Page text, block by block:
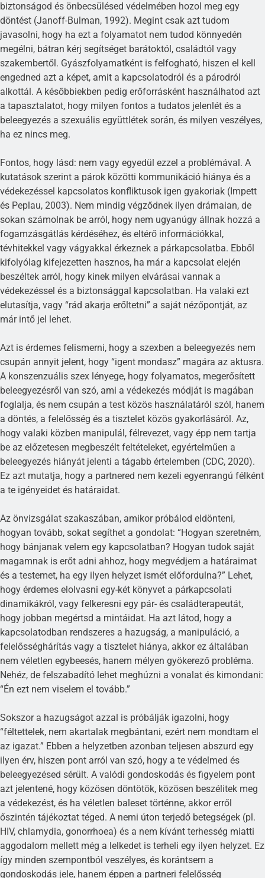
biztonságod és önbecsülésed védelmében hozol meg egy
döntést (Janoff-Bulman, 1992). Megint csak azt tudom
javasolni, hogy ha ezt a folyamatot nem tudod könnyedén
megélni, bátran kérj segítséget barátoktól, családtól vagy
szakembertől. Gyászfolyamatként is felfogható, hiszen el kell
engedned azt a képet, amit a kapcsolatodról és a párodról
alkottál. A későbbiekben pedig erőforrásként használhatod azt
a tapasztalatot, hogy milyen fontos a tudatos jelenlét és a
beleegyezés a szexuális együttlétek során, és milyen veszélyes,
ha ez nincs meg.
Fontos, hogy lásd: nem vagy egyedül ezzel a problémával. A
kutatások szerint a párok közötti kommunikáció hiánya és a
védekezéssel kapcsolatos konfliktusok igen gyakoriak (Impett
és Peplau, 2003). Nem mindig végződnek ilyen drámaian, de
sokan számolnak be arról, hogy nem ugyanúgy állnak hozzá a
fogamzásgátlás kérdéséhez, és eltérő információkkal,
tévhitekkel vagy vágyakkal érkeznek a párkapcsolatba. Ebből
kifolyólag kifejezetten hasznos, ha már a kapcsolat elején
beszéltek arról, hogy kinek milyen elvárásai vannak a
védekezéssel és a biztonsággal kapcsolatban. Ha valaki ezt
elutasítja, vagy “rád akarja erőltetni” a saját nézőpontját, az
már intő jel lehet.
Azt is érdemes felismerni, hogy a szexben a beleegyezés nem
csupán annyit jelent, hogy “igent mondasz” magára az aktusra.
A konszenzuális szex lényege, hogy folyamatos, megerősített
beleegyezésről van szó, ami a védekezés módját is magában
foglalja, és nem csupán a test közös használatáról szól, hanem
a döntés, a felelősség és a tisztelet közös gyakorlásáról. Az,
hogy valaki közben manipulál, félrevezet, vagy épp nem tartja
be az előzetesen megbeszélt feltételeket, egyértelműen a
beleegyezés hiányát jelenti a tágabb értelemben (CDC, 2020).
Ez azt mutatja, hogy a partnered nem kezeli egyenrangú félként
a te igényeidet és határaidat.
Az önvizsgálat szakaszában, amikor próbálod eldönteni,
hogyan tovább, sokat segíthet a gondolat: “Hogyan szeretném,
hogy bánjanak velem egy kapcsolatban? Hogyan tudok saját
magamnak is erőt adni ahhoz, hogy megvédjem a határaimat
és a testemet, ha egy ilyen helyzet ismét előfordulna?” Lehet,
hogy érdemes elolvasni egy-két könyvet a párkapcsolati
dinamikákról, vagy felkeresni egy pár- és családterapeutát,
hogy jobban megértsd a mintáidat. Ha azt látod, hogy a
kapcsolatodban rendszeres a hazugság, a manipuláció, a
felelősséghárítás vagy a tisztelet hiánya, akkor ez általában
nem véletlen egybeesés, hanem mélyen gyökerező probléma.
Nehéz, de felszabadító lehet meghúzni a vonalat és kimondani:
“Én ezt nem viselem el tovább.”
Sokszor a hazugságot azzal is próbálják igazolni, hogy
“féltettelek, nem akartalak megbántani, ezért nem mondtam el
az igazat.” Ebben a helyzetben azonban teljesen abszurd egy
ilyen érv, hiszen pont arról van szó, hogy a te védelmed és
beleegyezésed sérült. A valódi gondoskodás és figyelem pont
azt jelentené, hogy közösen döntötök, közösen beszélitek meg
a védekezést, és ha véletlen baleset történne, akkor erről
őszintén tájékoztat téged. A nemi úton terjedő betegségek (pl.
HIV, chlamydia, gonorrhoea) és a nem kívánt terhesség miatti
aggodalom mellett még a lelkedet is terheli egy ilyen helyzet. Ez
így minden szempontból veszélyes, és korántsem a
gondoskodás jele, hanem éppen a partneri felelősség